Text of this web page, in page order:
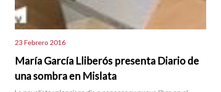
23 Febrero 2016
María García Lliberós presenta Diario de
una sombra en Mislata